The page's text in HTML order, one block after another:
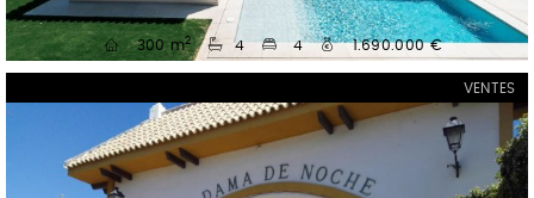
300 m2 4 4 1.690.000 €
VENTES